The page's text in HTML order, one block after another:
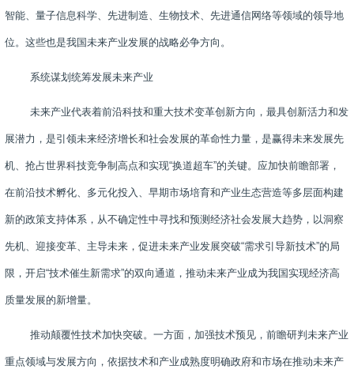
智能、量子信息科学、先进制造、生物技术、先进通信网络等领域的领导地
位。这些也是我国未来产业发展的战略必争方向。
系统谋划统筹发展未来产业
未来产业代表着前沿科技和重大技术变革创新方向，最具创新活力和发
展潜力，是引领未来经济增长和社会发展的革命性力量，是赢得未来发展先
机、抢占世界科技竞争制高点和实现“换道超车”的关键。应加快前瞻部署，
在前沿技术孵化、多元化投入、早期市场培育和产业生态营造等多层面构建
新的政策支持体系，从不确定性中寻找和预测经济社会发展大趋势，以洞察
先机、迎接变革、主导未来，促进未来产业发展突破“需求引导新技术”的局
限，开启“技术催生新需求”的双向通道，推动未来产业成为我国实现经济高
质量发展的新增量。
推动颠覆性技术加快突破。一方面，加强技术预见，前瞻研判未来产业
重点领域与发展方向，依据技术和产业成熟度明确政府和市场在推动未来产